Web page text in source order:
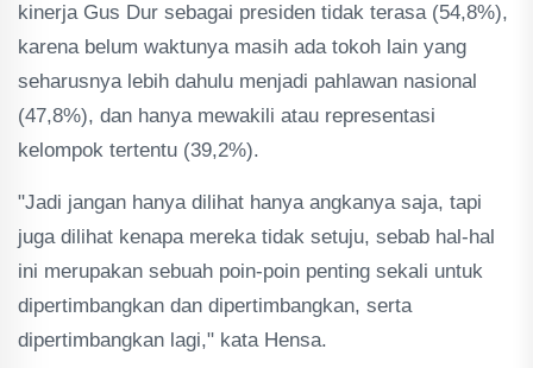
kinerja Gus Dur sebagai presiden tidak terasa (54,8%),
karena belum waktunya masih ada tokoh lain yang
seharusnya lebih dahulu menjadi pahlawan nasional
(47,8%), dan hanya mewakili atau representasi
kelompok tertentu (39,2%).
"Jadi jangan hanya dilihat hanya angkanya saja, tapi
juga dilihat kenapa mereka tidak setuju, sebab hal-hal
ini merupakan sebuah poin-poin penting sekali untuk
dipertimbangkan dan dipertimbangkan, serta
dipertimbangkan lagi," kata Hensa.